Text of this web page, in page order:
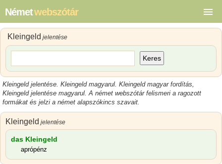
Németwebszótár
Kleingeld jelentése
Keres
Kleingeld jelentése. Kleingeld magyarul. Kleingeld magyarfordítás,
Kleingeld jelentése magyarul. A német webszótár felismeri a ragozott
formákat és jelzi a német alapszókincs szavait.
Kleingeld jelentése
das Kleingeld
aprópénz